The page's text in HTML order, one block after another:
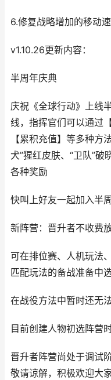
6.修复战略增加的移动
v1.10.26更新内容：
半周年庆典
庆祝《全球行动》上线
线，指挥官们可以通过
【累积充值】等多种方
犬”猩红皮肤、“卫队”破
各种奖励
快叫上好友一起加入半
新阵营：晋升者不收费
可在排位赛、人机玩法
匹配玩法的备战准备中
在战役方法中暂时还无
目前创建人物初选阵营
晋升者阵营尚处于调试
敬请谅解，积极欢迎大